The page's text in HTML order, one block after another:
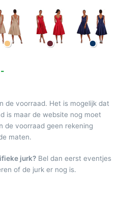
de voorraad. Het is mogelijk dat
is maar de website nog moet
de voorraad geen rekening
maten.
jurk? Bel dan eerst eventjes
of de jurk er nog is.